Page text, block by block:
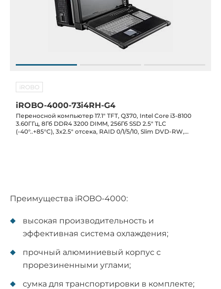
iROBO
iROBO-4000-73i4RH-G4
Переносной компьютер 17.1" TFT, Q370, Intel Core i3-8100
3.60ГГц, 8Гб DDR4 3200 DIMM, 256Гб SSD 2.5" TLC
(-40°..+85°C), 3x2.5" отсека, RAID 0/1/5/10, Slim DVD-RW,
Преимущества iROBO-4000:
высокая производительность и
эффективная система охлаждения;
прочный алюминиевый корпус с
прорезиненными углами;
сумка для транспортировки в комплекте;